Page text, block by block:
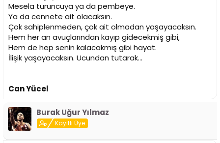
Mesela turuncuya ya da pembeye.
Ya da cennete ait olacaksın.
Çok sahiplenmeden, çok ait olmadan yaşayacaksın.
Hem her an avuçlarından kayıp gidecekmiş gibi,
Hem de hep senin kalacakmış gibi hayat.
İlişik yaşayacaksın. Ucundan tutarak...
Can Yücel
Burak Uğur Yılmaz
Kayıtlı Üye